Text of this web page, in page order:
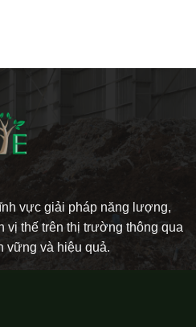
vực giải pháp năng lượng,
thế trên thị trường thông qua
vững và hiệu quả.